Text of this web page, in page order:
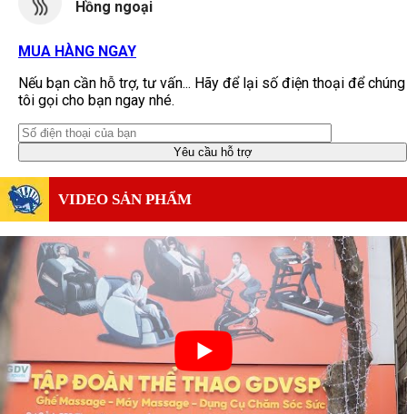
Hồng ngoại
MUA HÀNG NGAY
Nếu bạn cần hỗ trợ, tư vấn... Hãy để lại số điện thoại để chúng
tôi gọi cho bạn ngay nhé.
VIDEO SẢN PHẨM